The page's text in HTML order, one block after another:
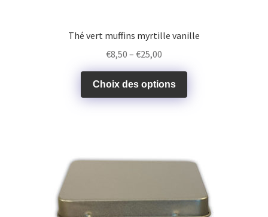
Thé vert muffins myrtille vanille
€8,50 – €25,00
Choix des options